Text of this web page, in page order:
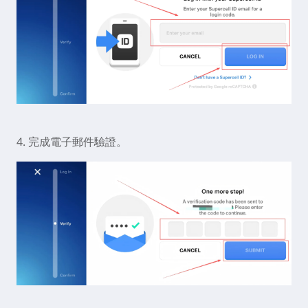
4. 完成電子郵件驗證。